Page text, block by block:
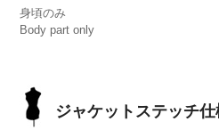
身頃のみ
Body part only
ジャケットステッチ